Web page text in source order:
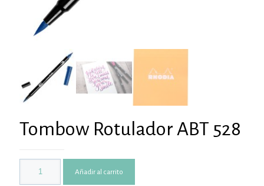
Tombow Rotulador ABT 528
Añadir al carrito